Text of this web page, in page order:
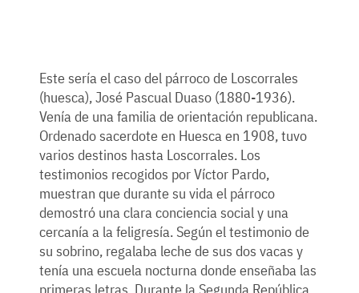
Este sería el caso del párroco de Loscorrales
(huesca), José Pascual Duaso (1880-1936).
Venía de una familia de orientación republicana.
Ordenado sacerdote en Huesca en 1908, tuvo
varios destinos hasta Loscorrales. Los
testimonios recogidos por Víctor Pardo,
muestran que durante su vida el párroco
demostró una clara conciencia social y una
cercanía a la feligresía. Según el testimonio de
su sobrino, regalaba leche de sus dos vacas y
tenía una escuela nocturna donde enseñaba las